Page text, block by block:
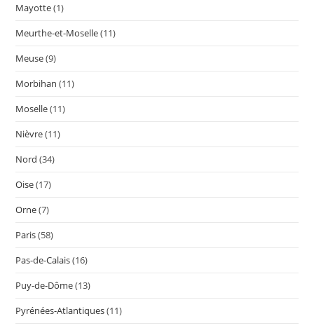
Mayotte(1)
Meurthe-et-Moselle(11)
Meuse(9)
Morbihan (11)
Moselle(11)
Nièvre(11)
Nord (34)
Oise(17)
Orne(7)
Paris(58)
Pas-de-Calais(16)
Puy-de-Dôme(13)
Pyrénées-Atlantiques(11)